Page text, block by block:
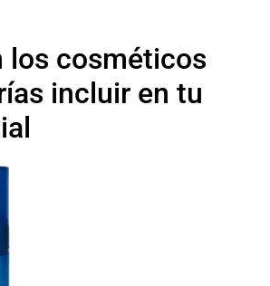
los cosméticos
incluir en tu